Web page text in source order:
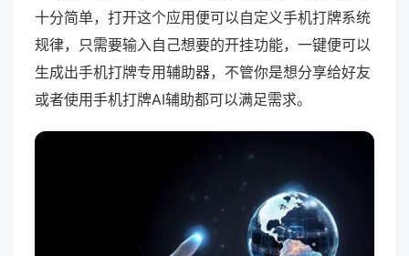
十分简单，打开这个应用便可以自定义手机打牌系统
规律，只需要输入自己想要的开挂功能，一键便可以
生成出手机打牌专用辅助器，不管你是想分享给好友
或者使用手机打牌AI辅助都可以满足需求。